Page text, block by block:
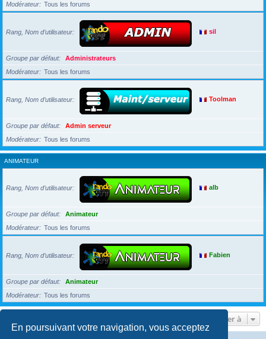
En poursuivant votre navigation, vous acceptez
Modérateur
Tous les forums
Rang, Nom d’utilisateur sil
Groupe par défaut
Administrateurs
Modérateur
Tous les forums
Rang, Nom d’utilisateur Toolman
Groupe par défaut
Admin serveur
Modérateur
Tous les forums
ANIMATEUR
Rang, Nom d’utilisateur alb
Groupe par défaut
Animateur
Modérateur
Tous les forums
Rang, Nom d’utilisateur Fabien
Groupe par défaut
Animateur
Modérateur
Tous les forums
Aller à